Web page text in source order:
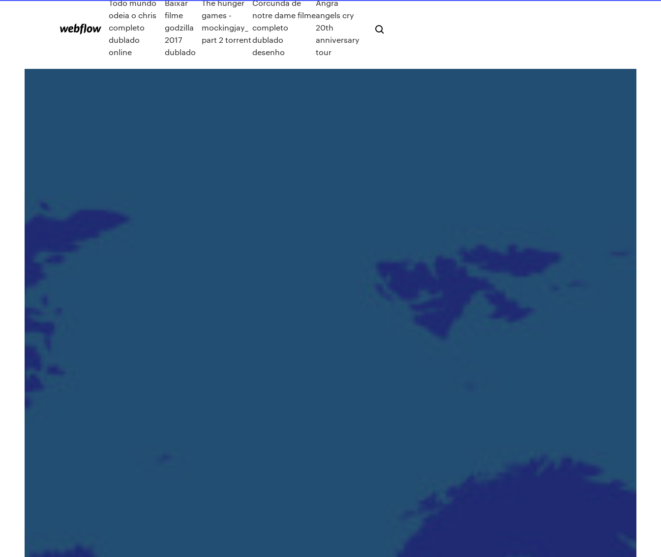
Todo mundo
odeia o chris
completo
dublado
online
Baixar
filme
godzilla
2017
dublado
The hunger
games -
mockingjay_
part 2 torrent
Corcunda de
notre dame filme
completo
dublado
desenho
Angra
angels cry
20th
anniversary
tour